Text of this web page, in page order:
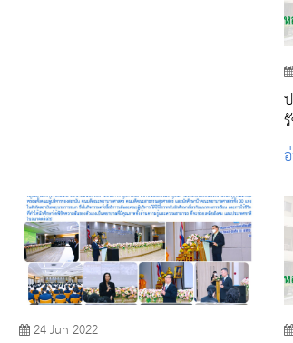
24 Jun 2022